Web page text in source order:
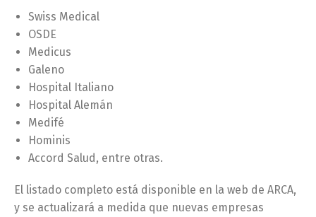
Swiss Medical
OSDE
Medicus
Galeno
Hospital Italiano
Hospital Alemán
Medifé
Hominis
Accord Salud, entre otras.
El listado completo está disponible en la web de ARCA,
y se actualizará a medida que nuevas empresas